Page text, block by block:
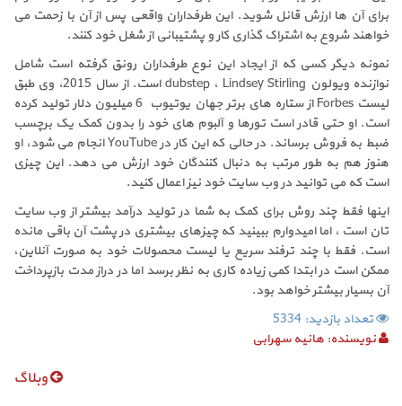
برای آن ها ارزش قائل شوید. این طرفداران واقعی پس از آن با زحمت می
خواهند شروع به اشتراک گذاری کار و پشتیبانی از شغل خود کنند.
نمونه دیگر کسی که از ایجاد این نوع طرفداران رونق گرفته است شامل
نوازنده ویولون dubstep ، Lindsey Stirling است. از سال 2015، وی طبق
لیست Forbes از ستاره های برتر جهان یوتیوب 6 میلیون دلار تولید کرده
است. او حتی قادر است تورها و آلبوم های خود را بدون کمک یک برچسب
ضبط به فروش برساند. در حالی که این کار در YouTube انجام می شود، او
هنوز هم به طور مرتب به دنبال کنندگان خود ارزش می دهد. این چیزی
است که می توانید در وب سایت خود نیز اعمال کنید.
اینها فقط چند روش برای کمک به شما در تولید درآمد بیشتر از وب سایت
تان است ، اما امیدوارم ببینید که چیزهای بیشتری در پشت آن باقی مانده
است. فقط با چند ترفند سریع یا لیست محصولات خود به صورت آنلاین،
ممکن است در ابتدا کمی زیاده کاری به نظر برسد اما در دراز مدت بازپرداخت
آن بسیار بیشتر خواهد بود.
تعداد بازدید: 5334
نویسنده: هانیه سهرابی
وبلاگ